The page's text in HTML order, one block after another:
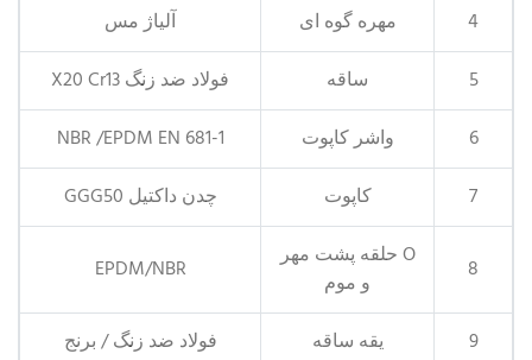
4 مهره گوه ای
آلیاژ مس
5
ساقه
فولاد ضد زنگ X20 Cr13
6
واشر کاپوت
NBR /EPDM EN 681-1
7
کاپوت چدن داکتیل GGG50
8
O حلقه پشت مهر
و موم
EPDM/NBR
9 یقه ساقه
فولاد ضد زنگ / برنج